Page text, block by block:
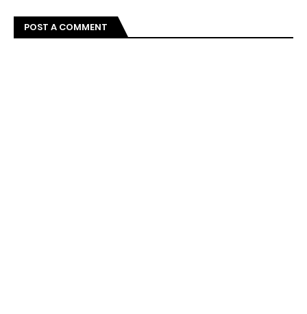
POST A COMMENT